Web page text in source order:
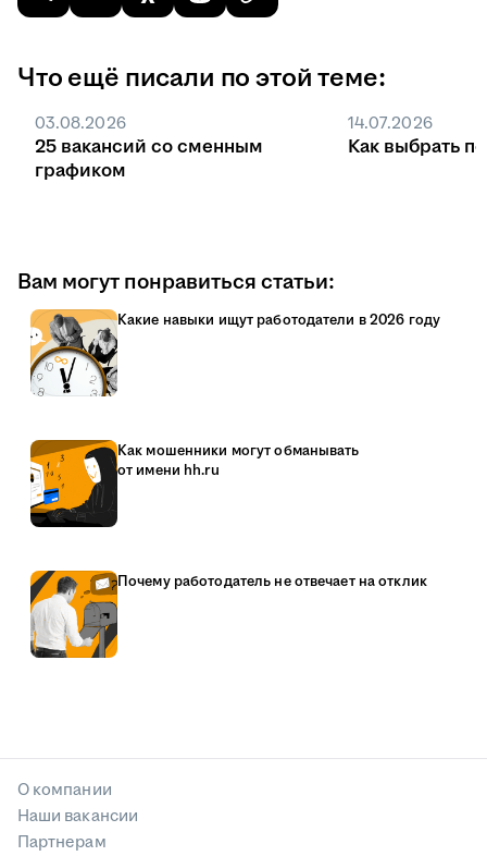
Что ещё писали по этой теме:
03.08.2026
25 вакансий со сменным
графиком
14.07.2026
Как выбрать
Вам могут понравиться статьи:
Какие навыки ищут работодатели в 2026 году
Как мошенники могут обманывать
от имени hh.ru
Почему работодатель не отвечает на отклик
О компании
Наши вакансии
Партнерам